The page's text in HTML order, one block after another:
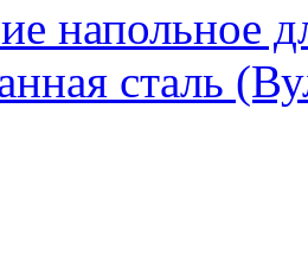
напольное
сталь